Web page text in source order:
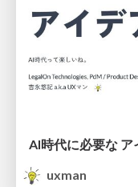
AI時代に必要な ア
uxman